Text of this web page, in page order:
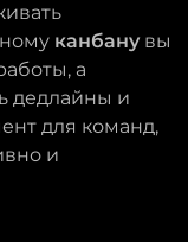
канбанувы
а
дедлайны и
для команд,
и